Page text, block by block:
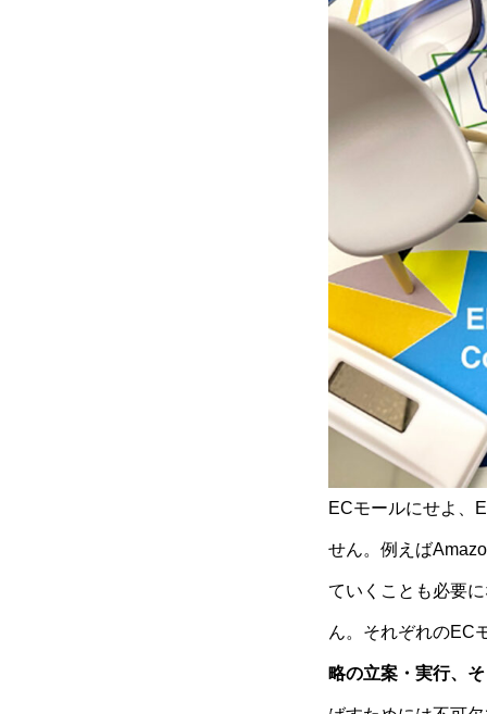
ECモールにせよ、
せん。例えば
ていくことも必要
ん。それぞれのEC
略の立案・実行、